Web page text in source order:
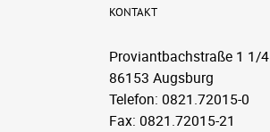
KONTAKT
Proviantbachstraße 1 1/4
86153 Augsburg
Telefon: 0821.72015-0
Fax: 0821.72015-21